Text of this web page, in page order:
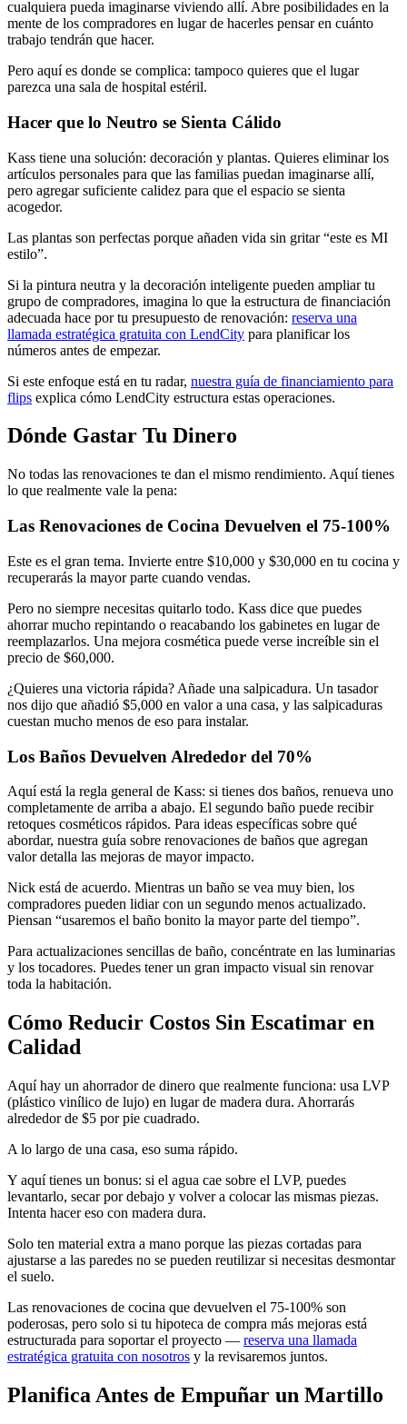
cualquiera pueda imaginarse viviendo allí. Abre posibilidades en la
mente de los compradores en lugar de hacerles pensar en cuánto
trabajo tendrán que hacer.
Pero aquí es donde se complica: tampoco quieres que el lugar
parezca una sala de hospital estéril.
Hacer que lo Neutro se Sienta Cálido
Kass tiene una solución: decoración y plantas. Quieres eliminar los
artículos personales para que las familias puedan imaginarse allí,
pero agregar suficiente calidez para que el espacio se sienta
acogedor.
Las plantas son perfectas porque añaden vida sin gritar “este es MI
estilo”.
Si la pintura neutra y la decoración inteligente pueden ampliar tu
grupo de compradores, imagina lo que la estructura de financiación
adecuada hace por tu presupuesto de renovación: reserva una
llamada estratégica gratuita con LendCity para planificar los
números antes de empezar.
Si este enfoque está en tu radar, nuestra guía de financiamiento para
flips explica cómo LendCity estructura estas operaciones.
Dónde Gastar Tu Dinero
No todas las renovaciones te dan el mismo rendimiento. Aquí tienes
lo que realmente vale la pena:
Las Renovaciones de Cocina Devuelven el 75-100%
Este es el gran tema. Invierte entre $10,000 y $30,000 en tu cocina y
recuperarás la mayor parte cuando vendas.
Pero no siempre necesitas quitarlo todo. Kass dice que puedes
ahorrar mucho repintando o reacabando los gabinetes en lugar de
reemplazarlos. Una mejora cosmética puede verse increíble sin el
precio de $60,000.
¿Quieres una victoria rápida? Añade una salpicadura. Un tasador
nos dijo que añadió $5,000 en valor a una casa, y las salpicaduras
cuestan mucho menos de eso para instalar.
Los Baños Devuelven Alrededor del 70%
Aquí está la regla general de Kass: si tienes dos baños, renueva uno
completamente de arriba a abajo. El segundo baño puede recibir
retoques cosméticos rápidos. Para ideas específicas sobre qué
abordar, nuestra guía sobre renovaciones de baños que agregan
valor detalla las mejoras de mayor impacto.
Nick está de acuerdo. Mientras un baño se vea muy bien, los
compradores pueden lidiar con un segundo menos actualizado.
Piensan “usaremos el baño bonito la mayor parte del tiempo”.
Para actualizaciones sencillas de baño, concéntrate en las luminarias
y los tocadores. Puedes tener un gran impacto visual sin renovar
toda la habitación.
Cómo Reducir Costos Sin Escatimar en
Calidad
Aquí hay un ahorrador de dinero que realmente funciona: usa LVP
(plástico vinílico de lujo) en lugar de madera dura. Ahorrarás
alrededor de $5 por pie cuadrado.
A lo largo de una casa, eso suma rápido.
Y aquí tienes un bonus: si el agua cae sobre el LVP, puedes
levantarlo, secar por debajo y volver a colocar las mismas piezas.
Intenta hacer eso con madera dura.
Solo ten material extra a mano porque las piezas cortadas para
ajustarse a las paredes no se pueden reutilizar si necesitas desmontar
el suelo.
Las renovaciones de cocina que devuelven el 75-100% son
poderosas, pero solo si tu hipoteca de compra más mejoras está
estructurada para soportar el proyecto — reserva una llamada
estratégica gratuita con nosotros y la revisaremos juntos.
Planifica Antes de Empuñar un Martillo